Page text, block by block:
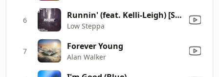
6 Runnin' (feat. Kelli-Leigh) [Shapes Remix]
Low Steppa
7 Forever Young
Alan Walker